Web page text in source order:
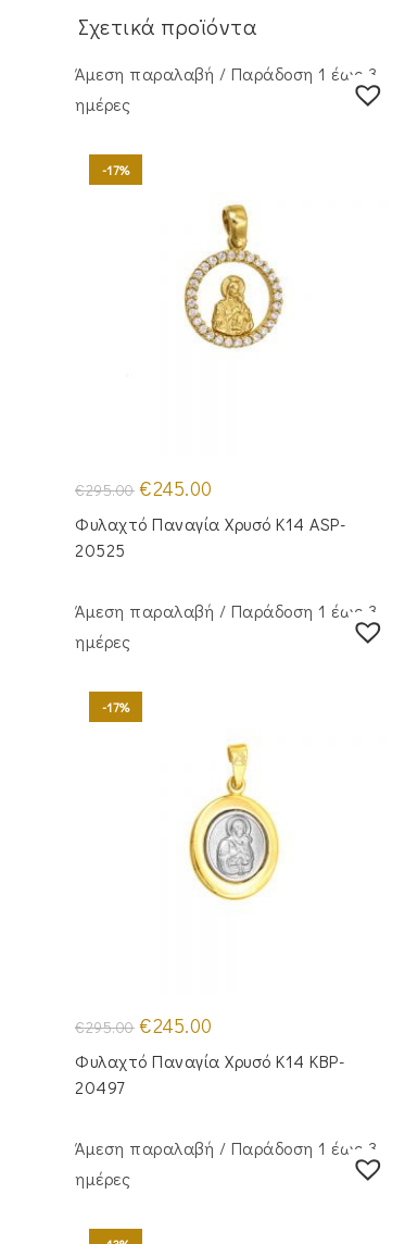
Σχετικά προϊόντα
Άμεση παραλαβή / Παράδoση 1 έως 3
ημέρες
-17%
€295.00 Original
price
was:
€295.00.
€245.00
τιμή
είναι:
Φυλαχτό Παναγία Χρυσό Κ14 ASP-
20525
Άμεση παραλαβή / Παράδoση 1 έως 3
ημέρες
-17%
€295.00 Original
price
was:
€295.00.
€245.00
τιμή
είναι:
Φυλαχτό Παναγία Χρυσό Κ14 KBP-
20497
Άμεση παραλαβή / Παράδoση 1 έως 3
ημέρες